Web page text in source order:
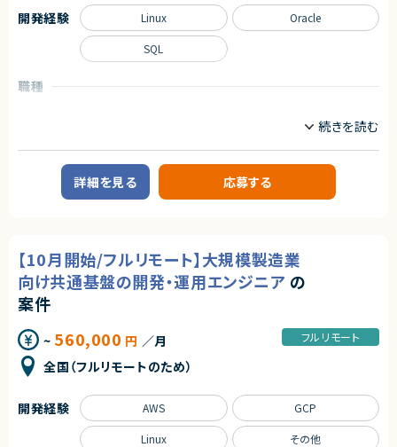
・大量データ移行に関する設計・実装経験
・データベース設計・構築経験
・インフラ環境構築経験
・性能試験・負荷試験の実施経験
・自走して設計～実装まで対応できる方
・クラウド環境（AWS等）の構築経験
・AI駆動開発の経験
・ポイントシステム連携案件の経験
契約元
株式会社LASSIC
エージェントから
◎ AI駆動開発を活用した先進的な開発体制で経験を積むことができます！
◎ ECサイトの新規構築案件のため、設計から移行まで幅広い工程に携わる
ことができます！
◎ データ移行・DB設計・インフラ構築まで一貫して担当できるため、市場価
値向上につながります！
◎ フルリモート・フルフレックス環境のため、柔軟な働き方が可能です！
・社内で発生する継続的なアカウント払い出し業務の標準化および自動化
推進のため
・運用設計
・運用保守
■その他補足
・フルフレックス制（コアタイム制なし）※定例MTGには参加いただく予定で
有していること（目安：経験3年以上）
・オンプレミスのサーバー構築・運用に関する知識と経験
・Linux/Unixシステム管理スキル（例：シェルスクリプト、ネットワーク管理）
・MacおよびWindowsの操作・設定に関する基本的な知識
・仮想化技術（例：VMware、KVM）の基本的な操作経験
■尚可スキル
・AzureまたはGoogle Cloudの知見、構築・設計経験
・ネットワークセキュリティに関する知識と経験（例：ファイアウォール、VPN、I
・TCP/IP・VLAN・ルーティングなどのネットワークの理解と経験
・ISO27001/ISMS認証に関わる実務経験
・セキュリティインシデント対応の知識と経験（例：脆弱性スキャン、侵入検
職種
業務内容
■案件概要
大手SIerが推進するデジタル決済向けプラットフォーム基盤案件です。
・高可用性および安定運用を重視したOracle基盤の構築を担当いただきま
す。
■業務内容
・Exadata Cloud@Customer（ExaCC）環境の設計・構築
・Oracle Linuxサーバの設計・構築
・Oracle Database 19cの設計、構築、設定変更
・DB環境のテスト計画策定および実施
・既存環境から新環境へのデータベース移行
・運用監視製品（JP1、Zabbix等）の導入および設定
・障害発生時の調査、原因分析、各種改善対応
開発経験 Linux Oracle
SQL
詳細を見る 応募する
【10月開始/フルリモート】大規模製造業
向け共通基盤の開発・運用エンジニア の
案件
~ 560,000 円 ／月
全国（フルリモートのため）
フルリモート
開発経験 AWS GCP
Linux その他